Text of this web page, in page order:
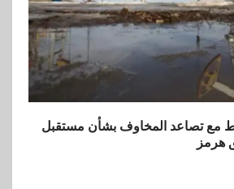
مع تصاعد المخاوف بشأن مستقبل
هرمز